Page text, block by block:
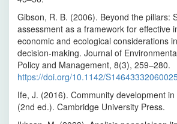
Gibson, R. B. (2006). Beyond the pillars:
assessment as a framework for effective
economic and ecological considerations
decision-making. Journal of
Policy and Management, 8(3), 259–280.
https://doi.org/10.1142/
Ife, J. (2016). Community development
(2nd ed.). Cambridge University Press.